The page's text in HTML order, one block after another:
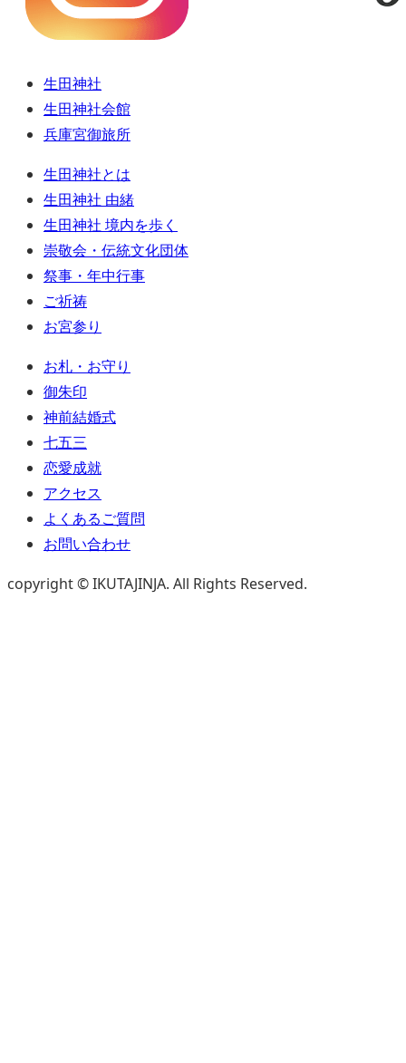
生田神社
生田神社会館
兵庫宮御旅所
生田神社とは
生田神社 由緒
生田神社 境内を歩く
崇敬会・伝統文化団体
祭事・年中行事
ご祈祷
お宮参り
お札・お守り
御朱印
神前結婚式
七五三
恋愛成就
アクセス
よくあるご質問
お問い合わせ
copyright © IKUTAJINJA. All Rights Reserved.